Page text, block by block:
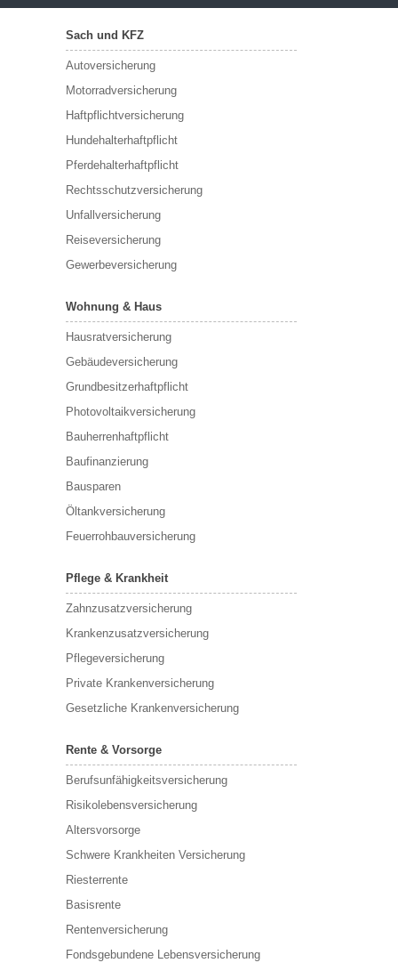
Sach und KFZ
Autoversicherung
Motorradversicherung
Haftpflichtversicherung
Hundehalterhaftpflicht
Pferdehalterhaftpflicht
Rechtsschutzversicherung
Unfallversicherung
Reiseversicherung
Gewerbeversicherung
Wohnung & Haus
Hausratversicherung
Gebäudeversicherung
Grundbesitzerhaftpflicht
Photovoltaikversicherung
Bauherrenhaftpflicht
Baufinanzierung
Bausparen
Öltankversicherung
Feuerrohbauversicherung
Pflege & Krankheit
Zahnzusatzversicherung
Krankenzusatzversicherung
Pflegeversicherung
Private Krankenversicherung
Gesetzliche Krankenversicherung
Rente & Vorsorge
Berufs­unfähigkeitsversicherung
Risikolebensversicherung
Altersvorsorge
Schwere Krankheiten Versicherung
Riesterrente
Basisrente
Rentenversicherung
Fondsgebundene Lebensversicherung